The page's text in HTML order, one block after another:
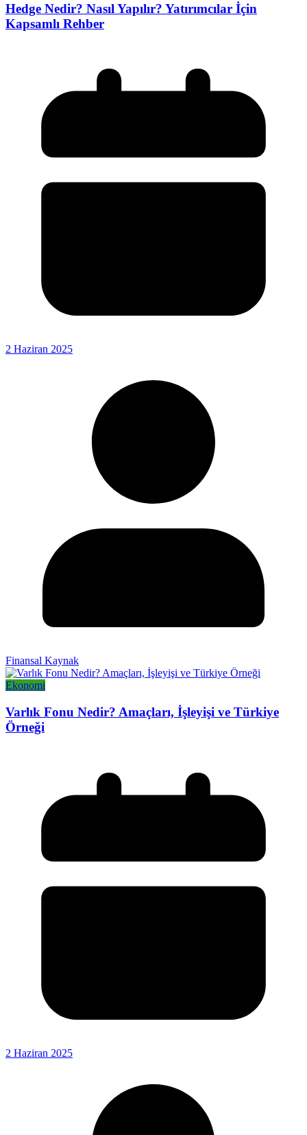
Hedge Nedir? Nasıl Yapılır? Yatırımcılar İçin
Kapsamlı Rehber
2 Haziran 2025
Finansal Kaynak
Ekonomi
Varlık Fonu Nedir? Amaçları, İşleyişi ve Türkiye
Örneği
2 Haziran 2025